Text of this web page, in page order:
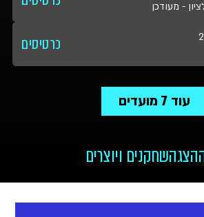
- מעודכן
כרטיסים
עוד 7 מועדים
שחקנים ויוצרים